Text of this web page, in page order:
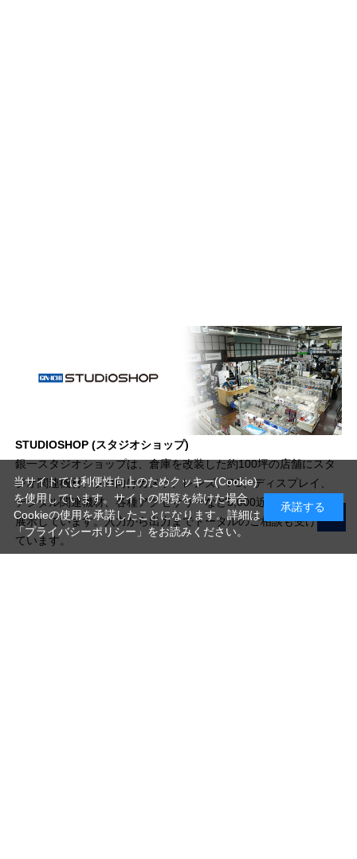
STUDIOSHOP (スタジオショップ)
銀一スタジオショップは、倉庫を改装した約100坪の店舗にスタ
ジオ関連機材、プロ向けカメラ、レンズ、PC、ディスプレイ、
デジタル関連機材、各種アクセサリーなど5,000近いアイテムを
展示しています。入力から出力までトータルのご相談も受け付け
ています。
当サイトでは利便性向上のためクッキー(Cookie)
を使用しています。サイトの閲覧を続けた場合
Cookieの使用を承諾したことになります。詳細は
「プライバシーポリシー」 をお読みください。
承諾する